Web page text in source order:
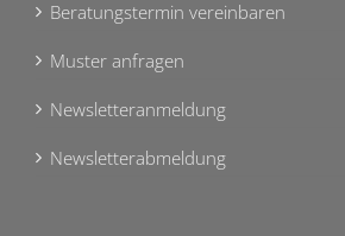
Beratungstermin vereinbaren
Muster anfragen
Newsletteranmeldung
Newsletterabmeldung